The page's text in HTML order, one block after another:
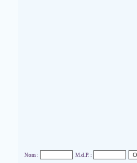
Nom :
M.d.P. :